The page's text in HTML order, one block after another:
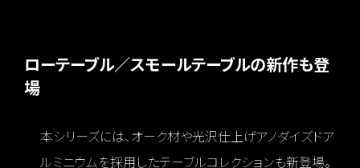
ローテーブル／スモールテーブルの新作も登
場
本シリーズには、オーク材や光沢仕上げアノダイズドア
ルミニウムを採用したテーブルコレクションも新登場。